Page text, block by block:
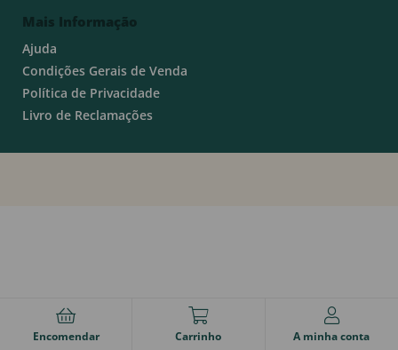
Mais Informação
Ajuda
Condições Gerais de Venda
Política de Privacidade
Livro de Reclamações
Encomendar Carrinho A minha conta